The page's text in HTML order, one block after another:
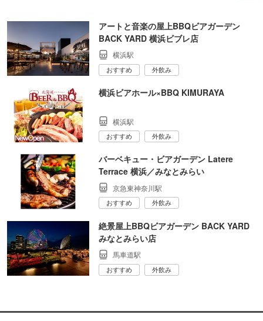
アートと音楽の屋上BBQビアガーデン
BACK YARD 横浜ビブレ店
横浜駅
おすすめ 外飲み
横浜ビアホール×BBQ KIMURAYA
横浜駅
おすすめ 外飲み
バーベキュー・ビアガーデン Latere
Terrace 横浜／みなとみらい
京急東神奈川駅
おすすめ 外飲み
絶景屋上BBQビアガーデン BACK YARD
みなとみらい店
馬車道駅
おすすめ 外飲み